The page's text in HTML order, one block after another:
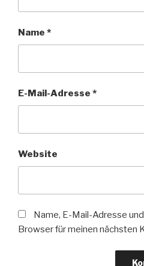
Name *
E-Mail-Adresse *
Website
Name, E-Mail-Adresse
Browser für meinen nächsten